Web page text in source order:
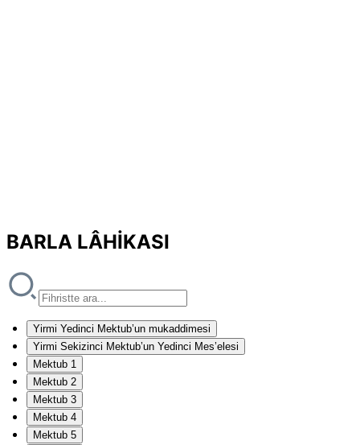
BARLA LÂHİKASI
Yirmi Yedinci Mektub’un mukaddimesi
Yirmi Sekizinci Mektub’un Yedinci Mes’elesi
Mektub 1
Mektub 2
Mektub 3
Mektub 4
Mektub 5